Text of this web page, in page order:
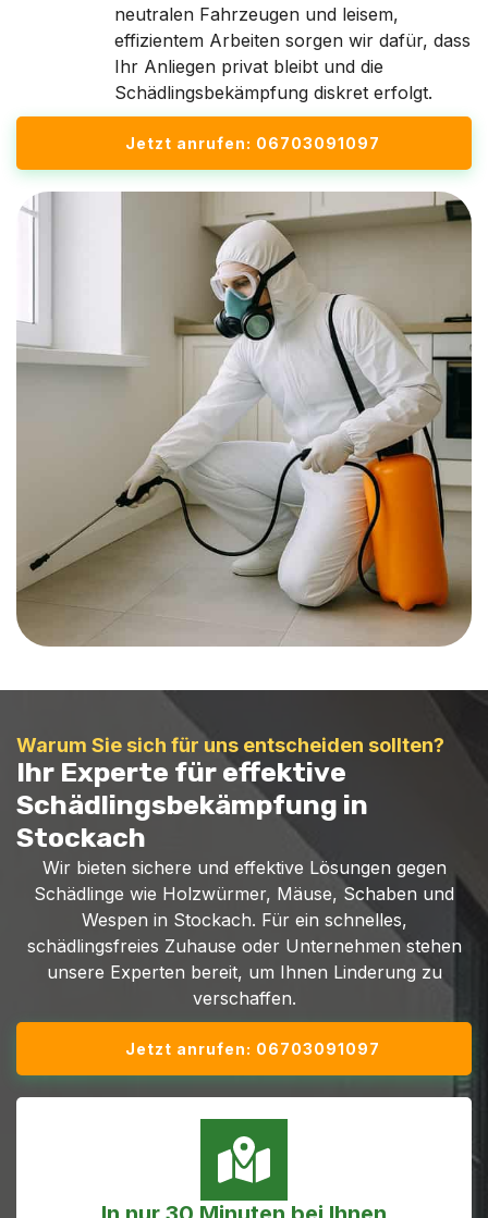
neutralen Fahrzeugen und leisem,
effizientem Arbeiten sorgen wir dafür, dass
Ihr Anliegen privat bleibt und die
Schädlingsbekämpfung diskret erfolgt.
Jetzt anrufen: 06703091097
Warum Sie sich für uns entscheiden sollten?
Ihr Experte für effektive
Schädlingsbekämpfung in
Stockach
Wir bieten sichere und effektive Lösungen gegen
Schädlinge wie Holzwürmer, Mäuse, Schaben und
Wespen in Stockach. Für ein schnelles,
schädlingsfreies Zuhause oder Unternehmen stehen
unsere Experten bereit, um Ihnen Linderung zu
verschaffen.
Jetzt anrufen: 06703091097